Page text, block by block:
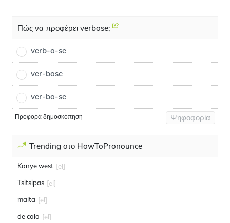
Πώς να προφέρει verbose;
verb-o-se
ver-bose
ver-bo-se
Προφορά δημοσκόπηση Ψηφοφορία
Trending στο HowToPronounce
Kanye west [el]
Tsitsipas [el]
malta [el]
de colo [el]